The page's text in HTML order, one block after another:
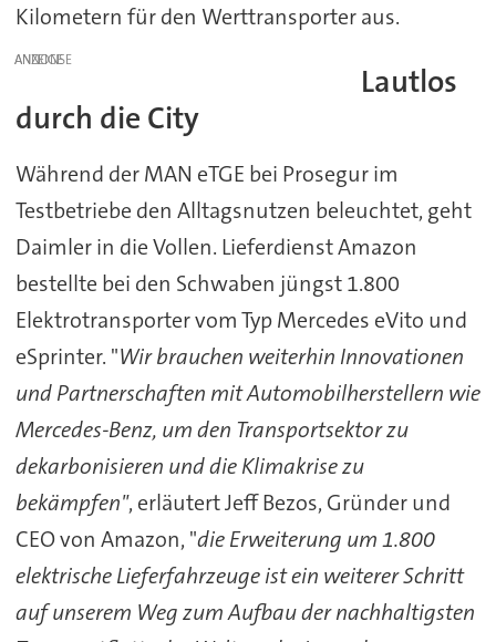
Kilometern für den Werttransporter aus.
ANZEIGE
Lautlos
durch die City
Während der MAN eTGE bei Prosegur im
Testbetriebe den Alltagsnutzen beleuchtet, geht
Daimler in die Vollen. Lieferdienst Amazon
bestellte bei den Schwaben jüngst 1.800
Elektrotransporter vom Typ Mercedes eVito und
eSprinter. "Wir brauchen weiterhin Innovationen
und Partnerschaften mit Automobilherstellern wie
Mercedes-Benz, um den Transportsektor zu
dekarbonisieren und die Klimakrise zu
bekämpfen", erläutert Jeff Bezos, Gründer und
CEO von Amazon, "die Erweiterung um 1.800
elektrische Lieferfahrzeuge ist ein weiterer Schritt
auf unserem Weg zum Aufbau der nachhaltigsten